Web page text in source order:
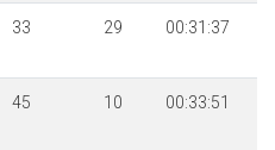
33 29 00:31:37
45 10 00:33:51